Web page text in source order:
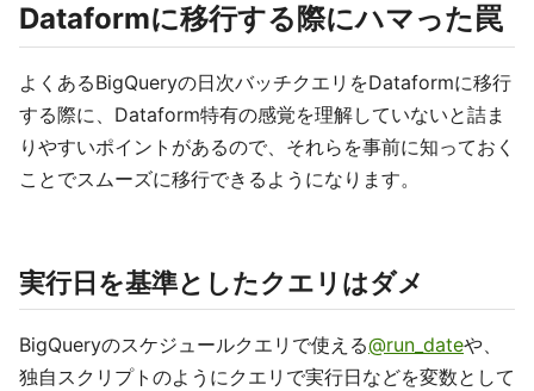
Dataformに移行する際にハマった罠
よくあるBigQueryの日次バッチクエリをDataformに移行
する際に、Dataform特有の感覚を理解していないと詰ま
りやすいポイントがあるので、それらを事前に知っておく
ことでスムーズに移行できるようになります。
実行日を基準としたクエリはダメ
BigQueryのスケジュールクエリで使える@run_dateや、
独自スクリプトのようにクエリで実行日などを変数として